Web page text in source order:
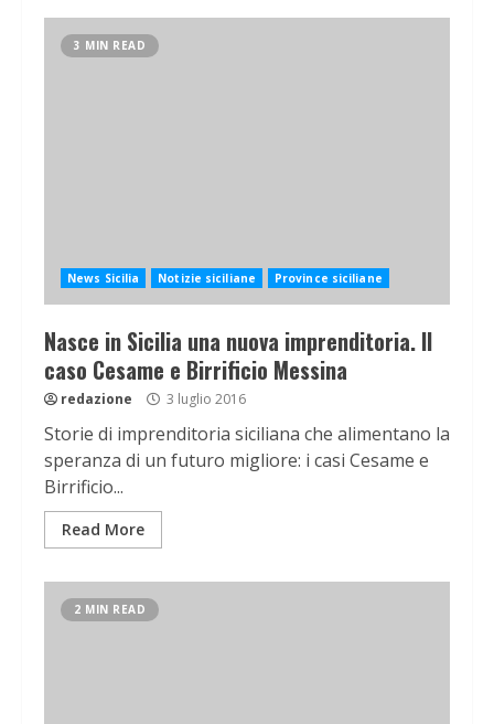
3 MIN READ
News Sicilia Notizie siciliane Province siciliane
Nasce in Sicilia una nuova imprenditoria. Il
caso Cesame e Birrificio Messina
redazione 3 luglio 2016
Storie di imprenditoria siciliana che alimentano la
speranza di un futuro migliore: i casi Cesame e
Birrificio...
Read More
2 MIN READ